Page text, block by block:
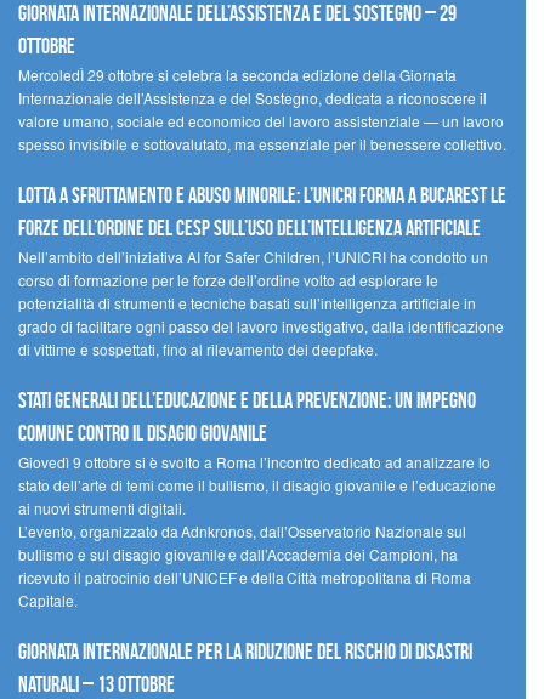
Giornata internazionale dell’assistenza e del sostegno – 29
ottobre
MercoledÌ 29 ottobre si celebra la seconda edizione della Giornata
Internazionale dell’Assistenza e del Sostegno, dedicata a riconoscere il
valore umano, sociale ed economico del lavoro assistenziale — un lavoro
spesso invisibile e sottovalutato, ma essenziale per il benessere collettivo.
Lotta a sfruttamento e abuso minorile: l’UNICRI forma a Bucarest le
forze dell’ordine del CESP sull’uso dell’Intelligenza Artificiale
Nell’ambito dell’iniziativa AI for Safer Children, l’UNICRI ha condotto un
corso di formazione per le forze dell’ordine volto ad esplorare le
potenzialità di strumenti e tecniche basati sull’intelligenza artificiale in
grado di facilitare ogni passo del lavoro investigativo, dalla identificazione
di vittime e sospettati, fino al rilevamento dei deepfake.
Stati Generali dell’Educazione e della Prevenzione: un impegno
comune contro il disagio giovanile
Giovedì 9 ottobre si è svolto a Roma l’incontro dedicato ad analizzare lo
stato dell’arte di temi come il bullismo, il disagio giovanile e l’educazione
ai nuovi strumenti digitali.
L’evento, organizzato da Adnkronos, dall’Osservatorio Nazionale sul
bullismo e sul disagio giovanile e dall’Accademia dei Campioni, ha
ricevuto il patrocinio dell’UNICEF e della Città metropolitana di Roma
Capitale.
Giornata internazionale per la riduzione del rischio di disastri
naturali – 13 ottobre